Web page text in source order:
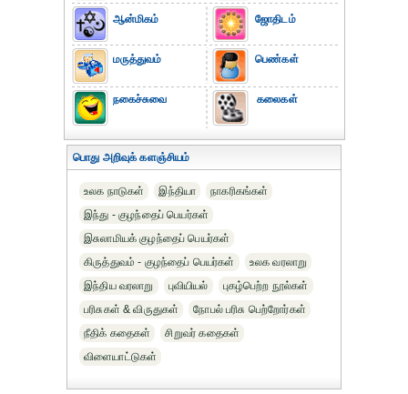
ஆன்மிகம்
மருத்துவம்
நகைச்சுவை
ஜோதிடம்
பெண்கள்
கலைகள்
பொது அறிவுக் களஞ்சியம்
உலக நாடுகள் இந்தியா
நாகரிகங்கள்
இந்து - குழந்தைப் பெயர்கள்
இசுலாமியக் குழந்தைப் பெயர்கள்
கிருத்துவம் - குழந்தைப் பெயர்கள்
உலக வரலாறு
இந்திய வரலாறு
புவியியல்
புகழ்பெற்ற நூல்கள்
பரிசுகள் & விருதுகள்
நோபல் பரிசு‎ பெற்றோர்‎கள்
நீதிக் கதைகள்
சிறுவர் கதைகள்
விளையாட்டுகள்